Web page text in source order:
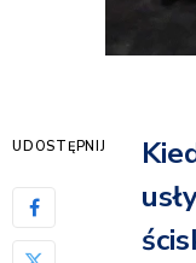
UDOSTĘPNIJ